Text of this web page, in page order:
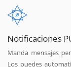
Notificaciones
Manda mensajes
Los puedes